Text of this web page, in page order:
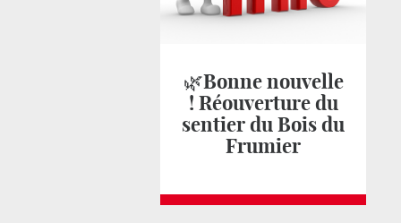
🌿Bonne nouvelle
! Réouverture du
sentier du Bois du
Frumier